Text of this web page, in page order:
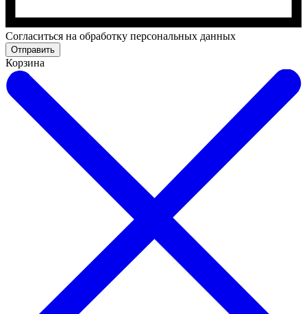
Cогласиться на обработку персональных данных
Отправить
Корзина